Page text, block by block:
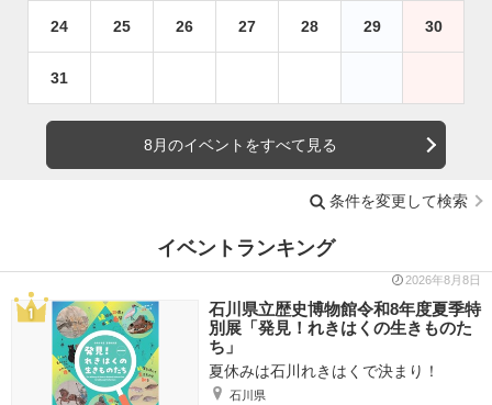
24 25 26 27 28 29 30
31
8月のイベントをすべて見る
条件を変更して検索
イベントランキング
2026年8月8日
石川県立歴史博物館令和8年度夏季特
別展「発見！れきはくの生きものた
ち」
夏休みは石川れきはくで決まり！
石川県